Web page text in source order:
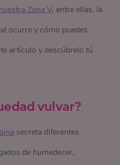
Zona V, entre ellas, la
ocurre y cómo puedes
artículo y descúbrelo tú
vulvar?
secreta diferentes
de humedecer,